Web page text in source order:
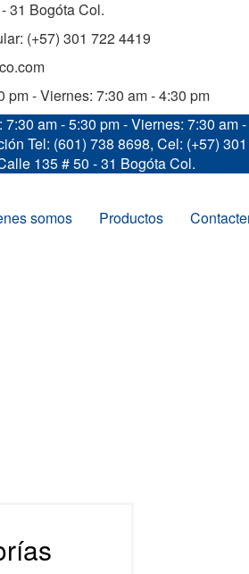
31 Bogóta Col.
(+57) 301 722 4419
pm - Viernes: 7:30 am - 4:30 pm
7:30 am - 5:30 pm - Viernes: 7:30 am
Tel: (601) 738 8698, Cel: (+57)
135 # 50 - 31 Bogóta Col.
somos Productos